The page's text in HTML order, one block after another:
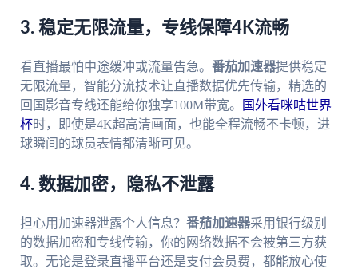
3. 稳定无限流量，专线保障4K流畅
看直播最怕中途缓冲或流量告急。 番茄加速器提供稳定
无限流量，智能分流技术让直播数据优先传输，精选的
回国影音专线还能给你独享100M带宽。
国外看咪咕世界
杯时，即使是4K超高清画面，也能全程流畅不卡顿，进
球瞬间的球员表情都清晰可见。
4. 数据加密，隐私不泄露
担心用加速器泄露个人信息？ 番茄加速器采用银行级别
的数据加密和专线传输，你的网络数据不会被第三方获
取。无论是登录直播平台还是支付会员费，都能放心使